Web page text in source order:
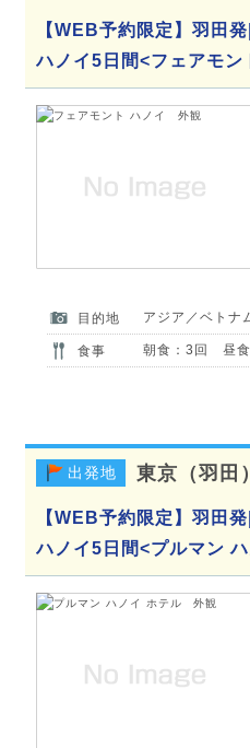
【WEB予約限定】羽田
ハノイ5日間<フェアモン
目的地 アジア／ベトナ
食事 朝食：3回 昼
出発地 東京（羽田）
【WEB予約限定】羽田
ハノイ5日間<プルマン